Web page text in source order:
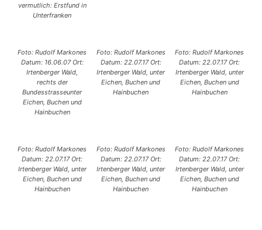
vermutlich: Erstfund in
Unterfranken
Foto: Rudolf Markones
Datum: 16.06.07 Ort:
Irtenberger Wald,
rechts der
Bundesstrasseunter
Eichen, Buchen und
Hainbuchen
Foto: Rudolf Markones
Datum: 22.07.17 Ort:
Irtenberger Wald, unter
Eichen, Buchen und
Hainbuchen
Foto: Rudolf Markones
Datum: 22.07.17 Ort:
Irtenberger Wald, unter
Eichen, Buchen und
Hainbuchen
Foto: Rudolf Markones
Datum: 22.07.17 Ort:
Irtenberger Wald, unter
Eichen, Buchen und
Hainbuchen
Foto: Rudolf Markones
Datum: 22.07.17 Ort:
Irtenberger Wald, unter
Eichen, Buchen und
Hainbuchen
Foto: Rudolf Markones
Datum: 22.07.17 Ort:
Irtenberger Wald, unter
Eichen, Buchen und
Hainbuchen